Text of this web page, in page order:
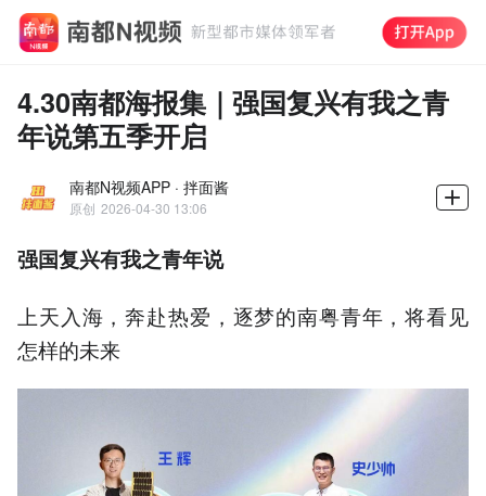
4.30南都海报集｜强国复兴有我之青
年说第五季开启
南都N视频APP · 拌面酱
原创 2026-04-30 13:06
强国复兴有我之青年说
上天入海，奔赴热爱，逐梦的南粤青年，将看见
怎样的未来